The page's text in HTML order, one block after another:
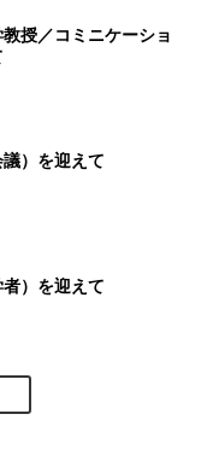
授／コミニケーショ
）を迎えて
）を迎えて